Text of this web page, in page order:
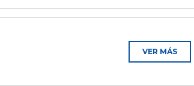
VER MÁS